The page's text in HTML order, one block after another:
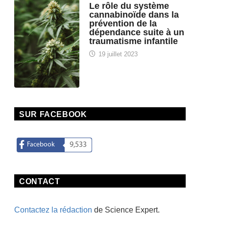
Le rôle du système
cannabinoïde dans la
prévention de la
dépendance suite à un
traumatisme infantile
19 juillet 2023
SUR FACEBOOK
Facebook 9,533
CONTACT
Contactez la rédaction de Science Expert.